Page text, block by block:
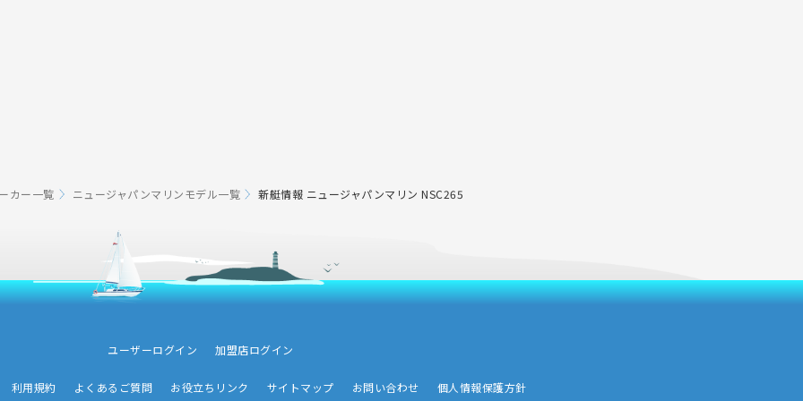
カー一覧 ニュージャパンマリンモデル一覧 新艇情報 ニュージャパンマリン NSC265
ユーザーログイン 加盟店ログイン
利用規約 よくあるご質問 お役立ちリンク サイトマップ お問い合わせ 個人情報保護方針